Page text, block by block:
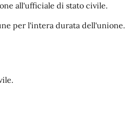
all'ufficiale di stato civile.
per l'intera durata dell'unione.